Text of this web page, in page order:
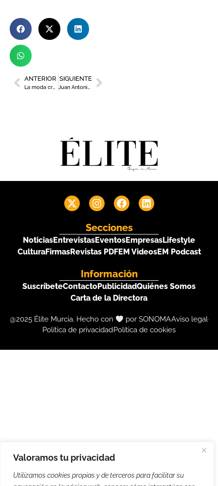
Valoramos tu privacidad
Utilizamos cookies propias y de terceros para facilitar su
ANTERIOR
La moda crucero se estrena en la Región con La Manga Resort MPM22
SIGUIENTE
Juan Antonio Pedreño, presidente de Social Economy Europe y CEPES
Secciones
NoticiasEntrevistasEventosEmpresasLifestyle
CulturaFirmasRevistas PDFEM VideosEM Podcast
Información
SuscríbeteContactoPublicidadQuiénes Somos
Carta de la Directora
@2025 Élite Murcia. Hecho con por SONOMAAviso legal
Política de privacidadPolítica de cookies